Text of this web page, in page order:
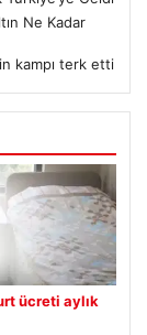
Ne Kadar
kampı terk etti
ücreti aylık